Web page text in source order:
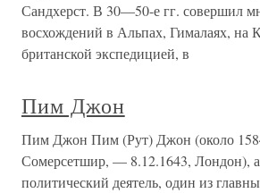
Сандхерст. В 30—50-е гг. совершил
восхождений в Альпах, Гималаях, на
британской экспедицией, в
Пим Джон
Пим Джон Пим (Рут) Джон (около
Сомерсетшир, — 8.12.1643, Лондон),
политический деятель, один из